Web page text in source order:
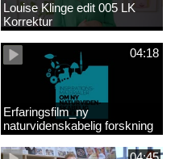
Louise Klinge edit 005 LK
Korrektur
04:18
Erfaringsfilm_ny
naturvidenskabelig forskning